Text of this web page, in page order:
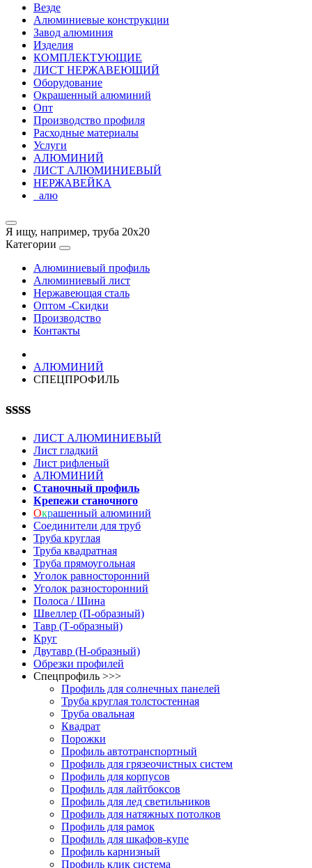
Везде
Алюминиевые конструкции
Завод алюминия
Изделия
КОМПЛЕКТУЮЩИЕ
ЛИСТ НЕРЖАВЕЮЩИЙ
Оборудование
Окрашенный алюминий
Опт
Производство профиля
Расходные материалы
Услуги
АЛЮМИНИЙ
ЛИСТ АЛЮМИНИЕВЫЙ
НЕРЖАВЕЙКА
_алю
Я ищу, например, труба 20х20
Категории
Алюминиевый профиль
Алюминиевый лист
Нержавеющая сталь
Оптом -Скидки
Производство
Контакты
АЛЮМИНИЙ
СПЕЦПРОФИЛЬ
ssss
ЛИСТ АЛЮМИНИЕВЫЙ
Лист гладкий
Лист рифленый
АЛЮМИНИЙ
Станочный профиль
Крепежи станочного
Окрашенный алюминий
Соединители для труб
Труба круглая
Труба квадратная
Труба прямоугольная
Уголок равносторонний
Уголок разносторонний
Полоса / Шина
Швеллер (П-образный)
Тавр (Т-образный)
Круг
Двутавр (H-образный)
Обрезки профилей
Спецпрофиль >>>
Профиль для солнечных панелей
Труба круглая толстостенная
Труба овальная
Квадрат
Порожки
Профиль автотранспортный
Профиль для грязеочистных систем
Профиль для корпусов
Профиль для лайтбоксов
Профиль для лед светильников
Профиль для натяжных потолков
Профиль для рамок
Профиль для шкафов-купе
Профиль карнизный
Профиль клик система